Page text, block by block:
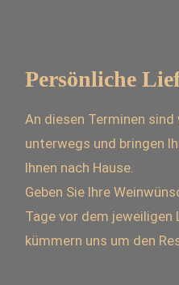
Persönliche
An diesen Terminen sind
unterwegs und bringen
Ihnen nach Hause.
Geben Sie Ihre
Tage vor dem
kümmern uns um den